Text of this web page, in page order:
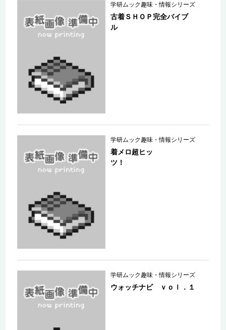
学研ムック趣味・情報シリーズ
古着ＳＨＯＰ完全バイブ
ル
学研ムック趣味・情報シリーズ
着メロ超ヒッ
ツ！
学研ムック趣味・情報シリーズ
ウォッチナビ ｖｏｌ．１